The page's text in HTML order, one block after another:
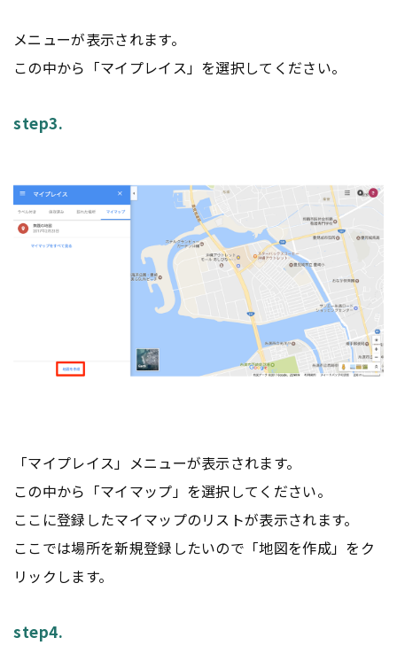
メニューが表示されます。
この中から「マイプレイス」を選択してください。
step3.
「マイプレイス」メニューが表示されます。
この中から「マイマップ」を選択してください。
ここに登録したマイマップのリストが表示されます。
ここでは場所を新規登録したいので「地図を作成」をク
リックします。
step4.